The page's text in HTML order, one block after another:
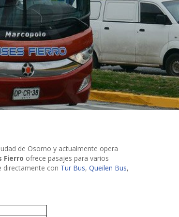
de Osorno y actualmente opera
Fierro ofrece pasajes para varios
directamente con Tur Bus, Queilen Bus,